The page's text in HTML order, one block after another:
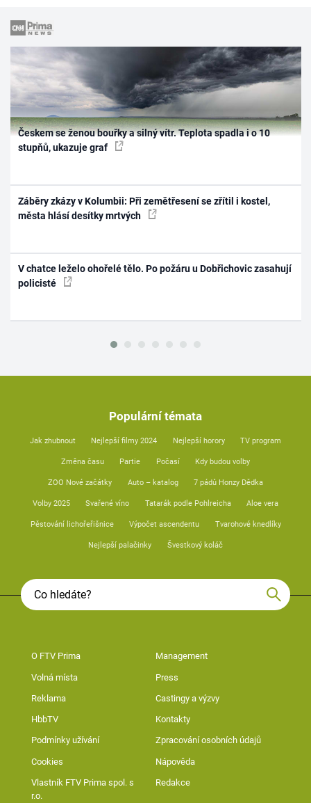
Českem se ženou bouřky a silný vítr. Teplota spadla i o 10
stupňů, ukazuje graf
Záběry zkázy v Kolumbii: Při zemětřesení se zřítil i kostel,
města hlásí desítky mrtvých
V chatce leželo ohořelé tělo. Po požáru u Dobřichovic zasahují
policisté
Populární témata
Jak zhubnout Nejlepší filmy 2024 Nejlepší horory TV program
Změna času Partie Počasí Kdy budou volby
ZOO Nové začátky Auto – katalog 7 pádů Honzy Dědka
Volby 2025 Svařené víno Tatarák podle Pohlreicha Aloe vera
Pěstování lichořeřišnice Výpočet ascendentu Tvarohové knedlíky
Nejlepší palačinky Švestkový koláč
O FTV Prima Management
Volná místa Press
Reklama Castingy a výzvy
HbbTV Kontakty
Podmínky užívání Zpracování osobních údajů
Cookies Nápověda
Vlastník FTV Prima spol. s
r.o.
Redakce